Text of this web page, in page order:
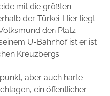
mit die größten
der Türkei. Hier liegt
den Platz
U-Bahnhof ist er ist
Kreuzbergs.
aber auch harte
ein öffentlicher